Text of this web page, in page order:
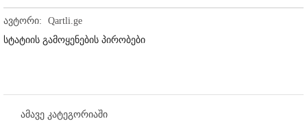
ავტორი:
Qartli.ge
სტატიის გამოყენების პირობები
ამავე კატეგორიაში